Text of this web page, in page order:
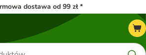
dostawa od 99 zł *